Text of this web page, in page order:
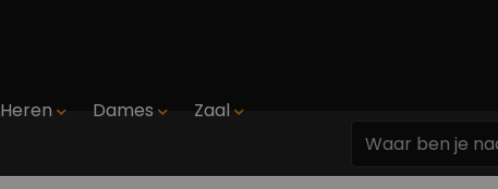
Heren Dames Zaal